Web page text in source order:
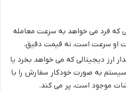
که فرد می خواهد به سرعت معامله
او سرعت است، نه قیمت دقیق.
ارز دیجیتالی که می خواهد بخرد یا
سیستم به صورت خودکار سفارش را با
موجود است، پر می کند.